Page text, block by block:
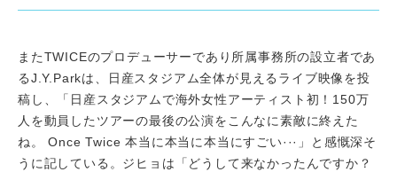
またTWICEのプロデューサーであり所属事務所の設立者であ
るJ.Y.Parkは、日産スタジアム全体が見えるライブ映像を投
稿し、「日産スタジアムで海外女性アーティスト初！150万
人を動員したツアーの最後の公演をこんなに素敵に終えた
ね。 Once Twice 本当に本当に本当にすごい···」と感慨深そ
うに記している。ジヒョは「どうして来なかったんですか？